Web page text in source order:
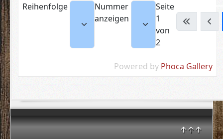
↑↑↑
Reihenfolge
Nummer
anzeigen
Seite
1
von
2
Powered by Phoca Gallery